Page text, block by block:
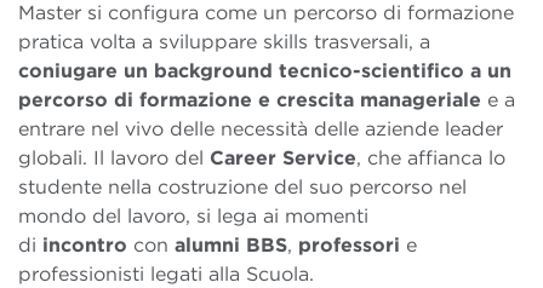
Master si configura come un percorso di formazione
pratica volta a sviluppare skills trasversali, a
coniugare un background tecnico-scientifico a un
percorso di formazione e crescita manageriale e a
entrare nel vivo delle necessità delle aziende leader
globali. Il lavoro del Career Service, che affianca lo
studente nella costruzione del suo percorso nel
mondo del lavoro, si lega ai momenti
di incontro con alumni BBS, professori e
professionisti legati alla Scuola.